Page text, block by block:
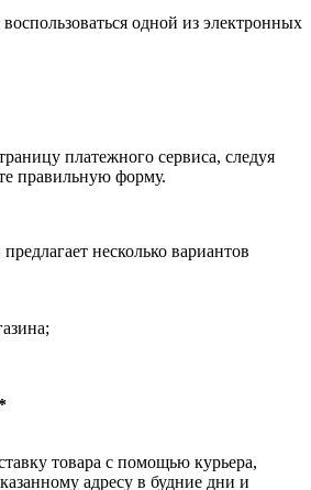
одной из электронных
платежного сервиса, следуя
правильную форму.
несколько вариантов
товара с помощью курьера,
адресу в будние дни и